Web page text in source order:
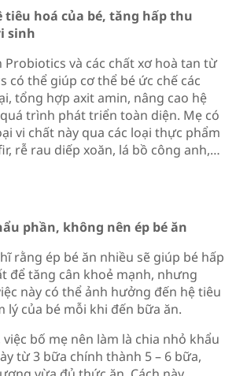
tiêu hoá của bé, tăng hấp thu
sinh
Probiotics và các chất xơ hoà tan từ
có thể giúp cơ thể bé ức chế các
tổng hợp axit amin, nâng cao hệ
trình phát triển toàn diện. Mẹ có
vi chất này qua các loại thực phẩm
rễ rau diếp xoăn, lá bồ công anh,…
phần, không nên ép bé ăn
rằng ép bé ăn nhiều sẽ giúp bé hấp
để tăng cân khoẻ mạnh, nhưng
này có thể ảnh hưởng đến hệ tiêu
lý của bé mỗi khi đến bữa ăn.
việc bố mẹ nên làm là chia nhỏ khẩu
từ 3 bữa chính thành 5 – 6 bữa,